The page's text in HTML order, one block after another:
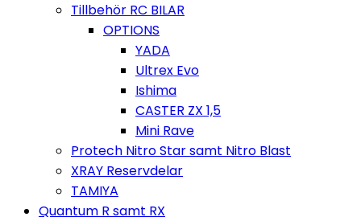
Tillbehör RC BILAR
OPTIONS
YADA
Ultrex Evo
Ishima
CASTER ZX 1,5
Mini Rave
Protech Nitro Star samt Nitro Blast
XRAY Reservdelar
TAMIYA
Quantum R samt RX